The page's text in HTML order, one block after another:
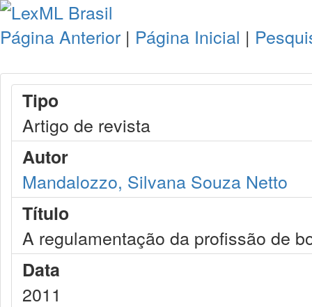
Página Anterior | Página Inicial |
Tipo
Artigo de revista
Autor
Mandalozzo, Silvana Souza Netto
Título
A regulamentação da profissão de
Data
2011